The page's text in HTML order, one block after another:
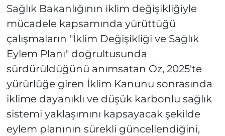
Sağlık Bakanlığının iklim değişikliğiyle
mücadele kapsamında yürüttüğü
çalışmaların "İklim Değişikliği ve Sağlık
Eylem Planı" doğrultusunda
sürdürüldüğünü anımsatan Öz, 2025'te
yürürlüğe giren İklim Kanunu sonrasında
iklime dayanıklı ve düşük karbonlu sağlık
sistemi yaklaşımını kapsayacak şekilde
eylem planının sürekli güncellendiğini,